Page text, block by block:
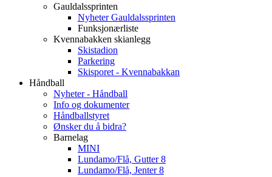
Gauldalssprinten
Nyheter Gauldalssprinten
Funksjonærliste
Kvennabakken skianlegg
Skistadion
Parkering
Skisporet - Kvennabakkan
Håndball
Nyheter - Håndball
Info og dokumenter
Håndballstyret
Ønsker du å bidra?
Barnelag
MINI
Lundamo/Flå, Gutter 8
Lundamo/Flå, Jenter 8